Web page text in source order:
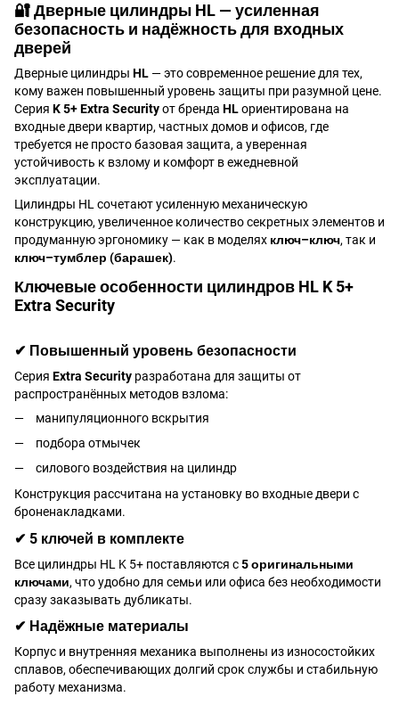
🔐Дверные цилиндры HL — усиленная
безопасность и надёжность для входных
дверей
Дверные цилиндры HL — это современное решение для тех,
кому важен повышенный уровень защиты при разумной цене.
Серия K 5+ Extra Securityот бренда HLориентирована на
входные двери квартир, частных домов и офисов, где
требуется не просто базовая защита, а уверенная
устойчивость к взлому и комфорт в ежедневной
эксплуатации.
Цилиндры HL сочетают усиленную механическую
конструкцию, увеличенное количество секретных элементов и
продуманную эргономику — как в моделях ключ–ключ, так и
ключ–тумблер (барашек).
Ключевые особенности цилиндров HL K 5+
Extra Security
✔ Повышенный уровень безопасности
Серия Extra Security разработана для защиты от
распространённых методов взлома:
манипуляционного вскрытия
подбора отмычек
силового воздействия на цилиндр
Конструкция рассчитана на установку во входные двери с
броненакладками.
✔ 5 ключей в комплекте
Все цилиндры HL K 5+ поставляются с5 оригинальными
ключами, что удобно для семьи или офиса без необходимости
сразу заказывать дубликаты.
✔ Надёжные материалы
Корпус и внутренняя механика выполнены из износостойких
сплавов, обеспечивающих долгий срок службы и стабильную
работу механизма.